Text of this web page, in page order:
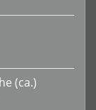
(ca.)